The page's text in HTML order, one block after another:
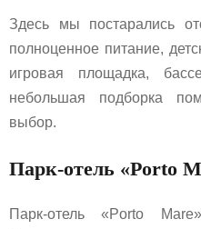
Здесь мы постарались
полноценное питание,
игровая площадка,
небольшая подборка
выбор.
Парк-отель «Porto
Парк-отель «Porto